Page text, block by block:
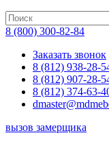
8 (800) 300-82-84
Заказать звонок
8 (812) 938-28-
8 (812) 907-28-
8 (812) 374-63-
вызов замерщика